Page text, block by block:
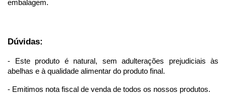
embalagem.
Dúvidas:
- Este produto é natural, sem adulterações prejudiciais às
abelhas e à qualidade alimentar do produto final.
- Emitimos nota fiscal de venda de todos os nossos produtos.